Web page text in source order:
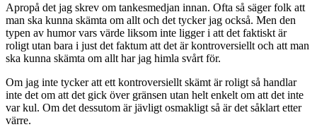
Apropå det jag skrev om tankesmedjan innan. Ofta så säger folk att
man ska kunna skämta om allt och det tycker jag också. Men den
typen av humor vars värde liksom inte ligger i att det faktiskt är
roligt utan bara i just det faktum att det är kontroversiellt och att man
ska kunna skämta om allt har jag himla svårt för.
Om jag inte tycker att ett kontroversiellt skämt är roligt så handlar
inte det om att det gick över gränsen utan helt enkelt om att det inte
var kul. Om det dessutom är jävligt osmakligt så är det såklart etter
värre.